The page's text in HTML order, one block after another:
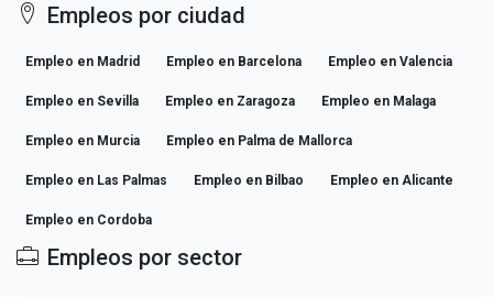
Empleos por ciudad
Empleo en Madrid Empleo en Barcelona Empleo en Valencia
Empleo en Sevilla Empleo en Zaragoza Empleo en Malaga
Empleo en Murcia Empleo en Palma de Mallorca
Empleo en Las Palmas Empleo en Bilbao Empleo en Alicante
Empleo en Cordoba
Empleos por sector